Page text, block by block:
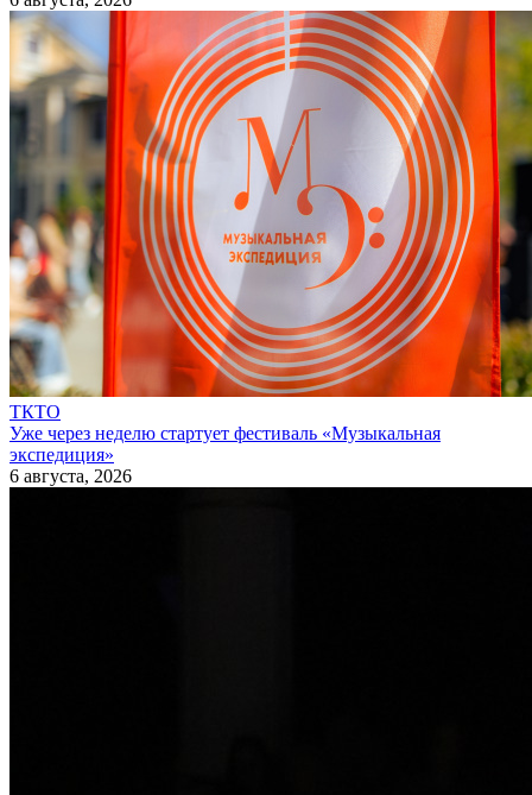
ТКТО
Уже через неделю стартует фестиваль «Музыкальная
экспедиция»
6 августа, 2026